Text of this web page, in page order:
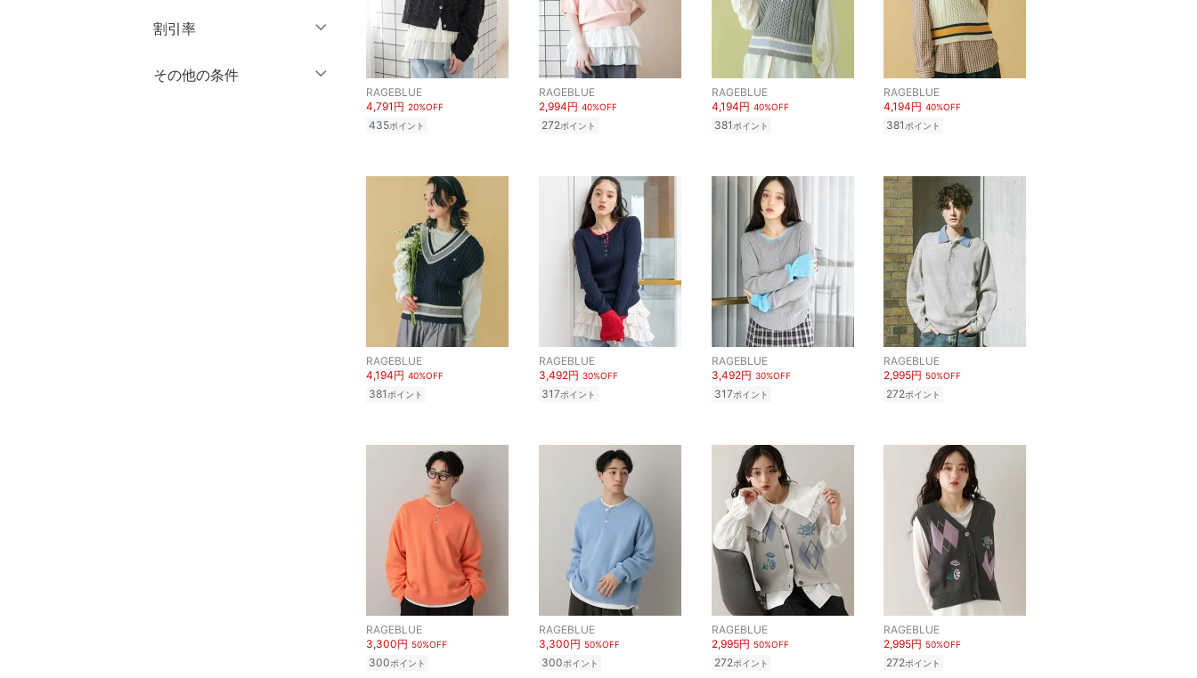
インナー・ルームウェア
靴下・レッグウェア
クリア 絞り込み
割引率
％OFF～ ％OFF
その他の条件
RAGEBLUE
4,791円 20%OFF
435ポイント
RAGEBLUE
2,994円 40%OFF
272ポイント
RAGEBLUE
4,194円 40%OFF
381 ポイント
RAGEBLUE
4,194円 40%OFF
381ポイント
RAGEBLUE
4,194円 40%OFF
381 ポイント
RAGEBLUE
3,492円 30%OFF
317ポイント
RAGEBLUE
3,492円 30%OFF
317ポイント
RAGEBLUE
2,995円 50%OFF
272ポイント
RAGEBLUE
3,300円 50%OFF
300ポイント
RAGEBLUE
3,300円 50%OFF
300ポイント
RAGEBLUE
2,995円 50%OFF
272ポイント
RAGEBLUE
2,995円 50%OFF
272ポイント